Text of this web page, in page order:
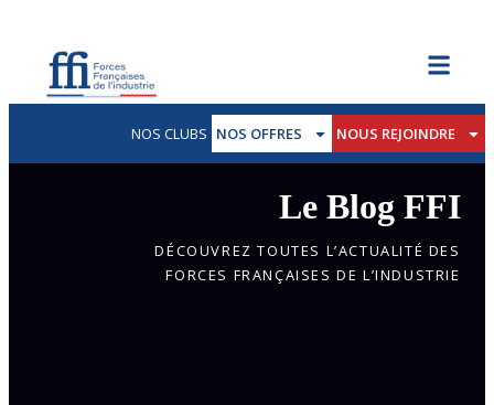
NOS CLUBS NOS OFFRES NOUS REJOINDRE
Le Blog FFI
DÉCOUVREZ TOUTES L’ACTUALITÉ DES
FORCES FRANÇAISES DE L’INDUSTRIE